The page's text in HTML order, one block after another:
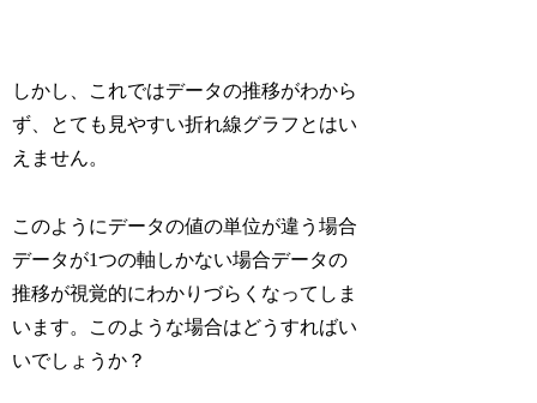
しかし、これではデータの推移がわから
ず、とても見やすい折れ線グラフとはい
えません。
このようにデータの値の単位が違う場合
データが1つの軸しかない場合データの
推移が視覚的にわかりづらくなってしま
います。このような場合はどうすればい
いでしょうか？